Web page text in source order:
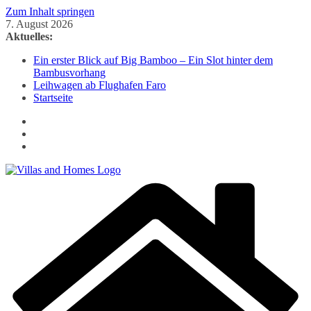
Zum Inhalt springen
7. August 2026
Aktuelles:
Ein erster Blick auf Big Bamboo – Ein Slot hinter dem
Bambusvorhang
Leihwagen ab Flughafen Faro
Startseite